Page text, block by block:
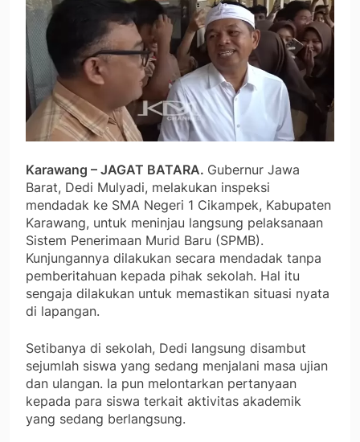
Karawang – JAGAT BATARA. Gubernur Jawa
Barat, Dedi Mulyadi, melakukan inspeksi
mendadak ke SMA Negeri 1 Cikampek, Kabupaten
Karawang, untuk meninjau langsung pelaksanaan
Sistem Penerimaan Murid Baru (SPMB).
Kunjungannya dilakukan secara mendadak tanpa
pemberitahuan kepada pihak sekolah. Hal itu
sengaja dilakukan untuk memastikan situasi nyata
di lapangan.
Setibanya di sekolah, Dedi langsung disambut
sejumlah siswa yang sedang menjalani masa ujian
dan ulangan. Ia pun melontarkan pertanyaan
kepada para siswa terkait aktivitas akademik
yang sedang berlangsung.